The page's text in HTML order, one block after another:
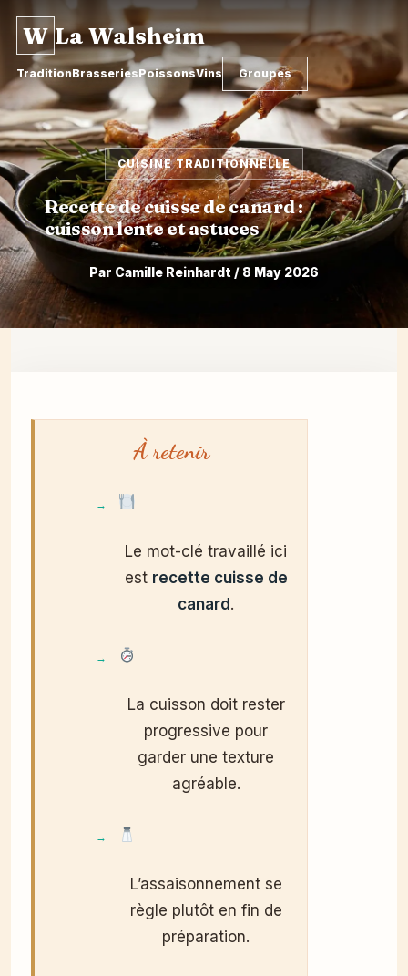
W La Walsheim
TraditionBrasseriesPoissonsVins Groupes
CUISINE TRADITIONNELLE
Recette de cuisse de canard :
cuisson lente et astuces
Par Camille Reinhardt / 8 May 2026
À retenir
Le mot-clé travaillé ici
est recette cuisse de
canard .
La cuisson doit rester
progressive pour
garder une texture
agréable.
L’assaisonnement se
règle plutôt en fin de
préparation.